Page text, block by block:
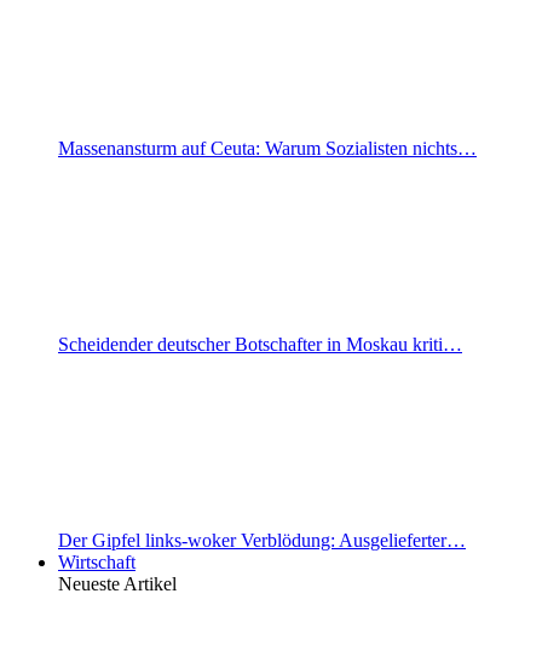
Massenansturm auf Ceuta: Warum Sozialisten nichts…
Scheidender deutscher Botschafter in Moskau kriti…
Der Gipfel links-woker Verblödung: Ausgelieferter…
Wirtschaft
Neueste Artikel